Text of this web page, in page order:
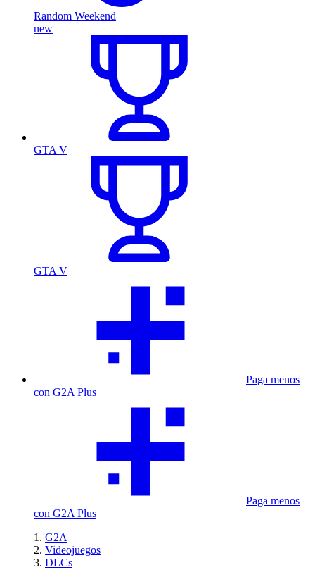
Random Weekend
new
GTA V
GTA V
Paga menos
con G2A Plus
Paga menos
con G2A Plus
G2A
Videojuegos
DLCs